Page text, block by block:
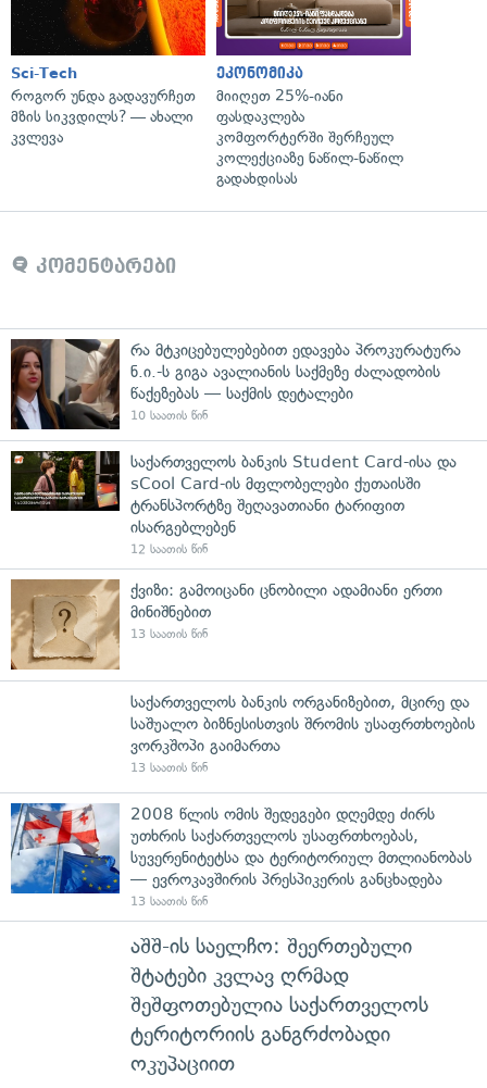
Sci-Tech
როგორ უნდა გადავურჩეთ
მზის სიკვდილს? — ახალი
კვლევა
ეკონომიკა
მიიღეთ 25%-იანი
ფასდაკლება
კომფორტერში შერჩეულ
კოლექციაზე ნაწილ-ნაწილ
გადახდისას
კომენტარები
რა მტკიცებულებებით ედავება პროკურატურა
ნ.ი.-ს გიგა ავალიანის საქმეზე ძალადობის
წაქეზებას — საქმის დეტალები
10 საათის წინ
საქართველოს ბანკის Student Card-ისა და
sCool Card-ის მფლობელები ქუთაისში
ტრანსპორტზე შეღავათიანი ტარიფით
ისარგებლებენ
12 საათის წინ
ქვიზი: გამოიცანი ცნობილი ადამიანი ერთი
მინიშნებით
13 საათის წინ
საქართველოს ბანკის ორგანიზებით, მცირე და
საშუალო ბიზნესისთვის შრომის უსაფრთხოების
ვორკშოპი გაიმართა
13 საათის წინ
2008 წლის ომის შედეგები დღემდე ძირს
უთხრის საქართველოს უსაფრთხოებას,
სუვერენიტეტსა და ტერიტორიულ მთლიანობას
— ევროკავშირის პრესპიკერის განცხადება
13 საათის წინ
აშშ-ის საელჩო: შეერთებული
შტატები კვლავ ღრმად
შეშფოთებულია საქართველოს
ტერიტორიის განგრძობადი
ოკუპაციით